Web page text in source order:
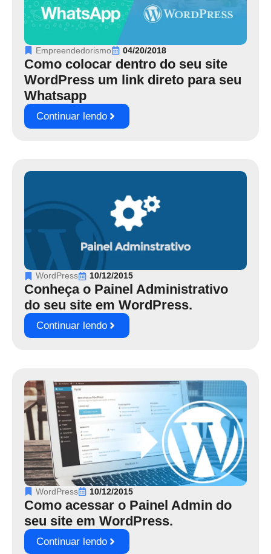
Empreendedorismo 04/20/2018
Como colocar dentro do seu site
WordPress um link direto para seu
Whatsapp
Continuar lendo
WordPress 10/12/2015
Conheça o Painel Administrativo
do seu site em WordPress.
Continuar lendo
WordPress 10/12/2015
Como acessar o Painel Admin do
seu site em WordPress.
Continuar lendo